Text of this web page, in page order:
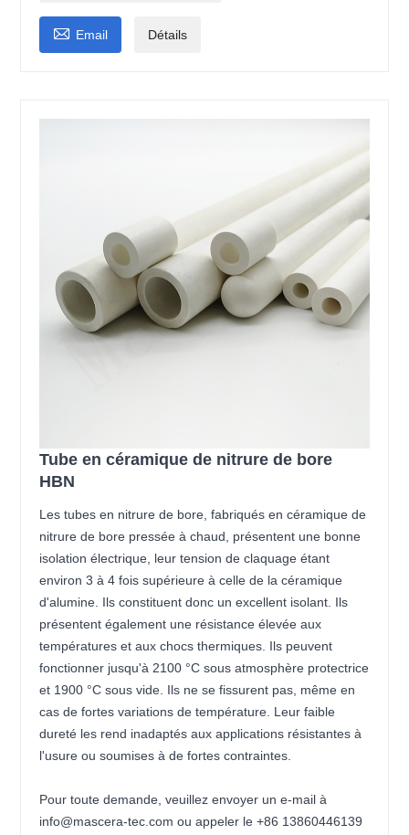
 Email Détails
Tube en céramique de nitrure de bore
HBN
Les tubes en nitrure de bore, fabriqués en céramique de
nitrure de bore pressée à chaud, présentent une bonne
isolation électrique, leur tension de claquage étant
environ 3 à 4 fois supérieure à celle de la céramique
d'alumine. Ils constituent donc un excellent isolant. Ils
présentent également une résistance élevée aux
températures et aux chocs thermiques. Ils peuvent
fonctionner jusqu'à 2100 °C sous atmosphère protectrice
et 1900 °C sous vide. Ils ne se fissurent pas, même en
cas de fortes variations de température. Leur faible
dureté les rend inadaptés aux applications résistantes à
l'usure ou soumises à de fortes contraintes.
Pour toute demande, veuillez envoyer un e-mail à
info@mascera-tec.com ou appeler le +86 13860446139